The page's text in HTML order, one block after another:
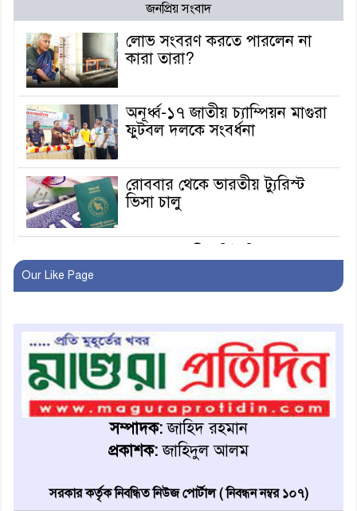
জনপ্রিয় সংবাদ
লোভ সংবরণ করতে পারলেন না
কারা তারা?
অনূর্ধ্ব-১৭ জাতীয় চ্যাম্পিয়ন মাগুরা
ফুটবল দলকে সংবর্ধনা
রোববার থেকে ভারতীয় ট্যুরিস্ট
ভিসা চালু
অবহিতকরণ
মাগুরায় আ’লীগের প্রতিষ্ঠাবার্ষিকীর
কর্মসূচি প্রতিরোধে বিএনপির
মোটরসাইকেল শোডাউন
খুব শিঘ্রই কর্মস্থলে ফিরবেন
মাগুরার ডিসি
Our Like Page
সম্পাদক:জাহিদ রহমান
প্রকাশক:জাহিদুল আলম
সরকার কর্তৃক নিবন্ধিত নিউজ পোর্টাল ( নিবন্ধন নম্বর ১০৭)